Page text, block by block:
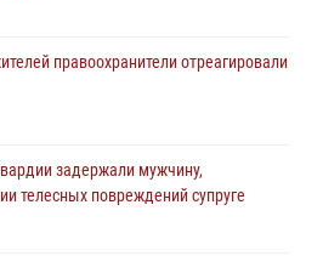
правоохранители отреагировали
задержали мужчину,
телесных повреждений супруге